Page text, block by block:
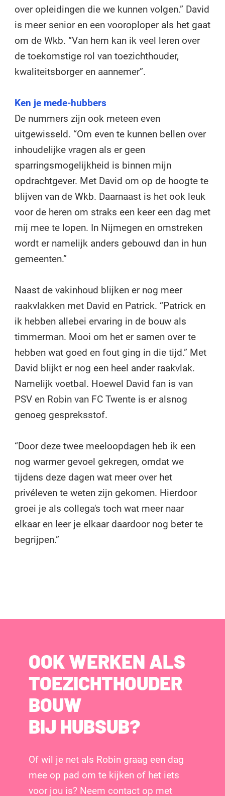
over opleidingen die we kunnen volgen.” David
is meer senior en een vooroploper als het gaat
om de Wkb. “Van hem kan ik veel leren over
de toekomstige rol van toezichthouder,
kwaliteitsborger en aannemer”.
Ken je mede-hubbers
De nummers zijn ook meteen even
uitgewisseld. “Om even te kunnen bellen over
inhoudelijke vragen als er geen
sparringsmogelijkheid is binnen mijn
opdrachtgever. Met David om op de hoogte te
blijven van de Wkb. Daarnaast is het ook leuk
voor de heren om straks een keer een dag met
mij mee te lopen. In Nijmegen en omstreken
wordt er namelijk anders gebouwd dan in hun
gemeenten.”
Naast de vakinhoud blijken er nog meer
raakvlakken met David en Patrick. “Patrick en
ik hebben allebei ervaring in de bouw als
timmerman. Mooi om het er samen over te
hebben wat goed en fout ging in die tijd.” Met
David blijkt er nog een heel ander raakvlak.
Namelijk voetbal. Hoewel David fan is van
PSV en Robin van FC Twente is er alsnog
genoeg gespreksstof.
“Door deze twee meeloopdagen heb ik een
nog warmer gevoel gekregen, omdat we
tijdens deze dagen wat meer over het
privéleven te weten zijn gekomen. Hierdoor
groei je als collega's toch wat meer naar
elkaar en leer je elkaar daardoor nog beter te
begrijpen.”
OOK WERKEN ALS
TOEZICHTHOUDER
BOUW
BIJ HUBSUB?
Of wil je net als Robin graag een dag
mee op pad om te kijken of het iets
voor jou is? Neem contact op met